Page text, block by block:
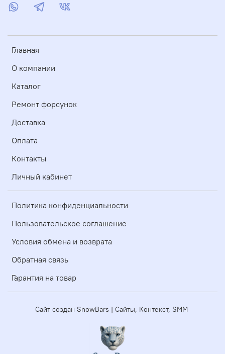
Главная
О компании
Каталог
Ремонт форсунок
Доставка
Оплата
Контакты
Личный кабинет
Политика конфиденциальности
Пользовательское соглашение
Условия обмена и возврата
Обратная связь
Гарантия на товар
Сайт создан SnowBars | Сайты, Контекст, SMM